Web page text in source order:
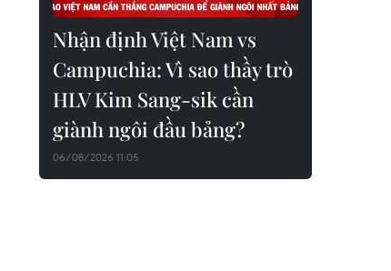
Nhận định Việt Nam vs
Campuchia: Vì sao thầy trò
HLV Kim Sang-sik cần
giành ngôi đầu bảng?
06/08/2026 11:05